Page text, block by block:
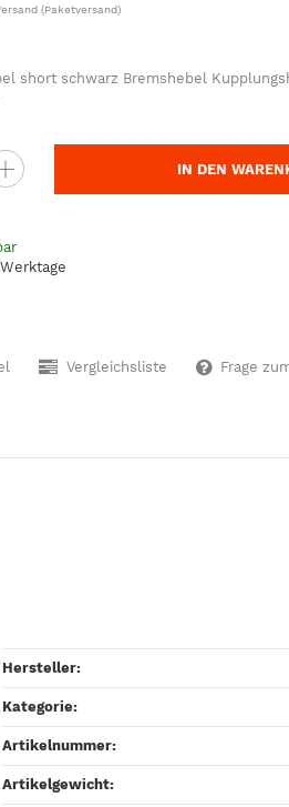
(Paketversand)
short schwarz Bremshebel
IN DEN
Vergleichsliste Frage
Hersteller:
Kategorie:
Artikelnummer:
Artikelgewicht‍: